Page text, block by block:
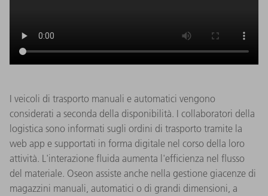
I veicoli di trasporto manuali e automatici vengono
considerati a seconda della disponibilità. I collaboratori della
logistica sono informati sugli ordini di trasporto tramite la
web app e supportati in forma digitale nel corso della loro
attività. L'interazione fluida aumenta l'efficienza nel flusso
del materiale. Oseon assiste anche nella gestione giacenze di
magazzini manuali, automatici o di grandi dimensioni, a